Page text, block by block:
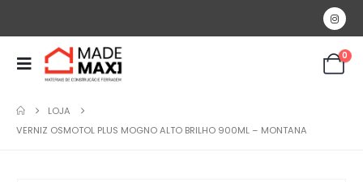
0
LOJA
VERNIZ OSMOTOL PLUS MOGNO ALTO BRILHO 900ML – MONTANA